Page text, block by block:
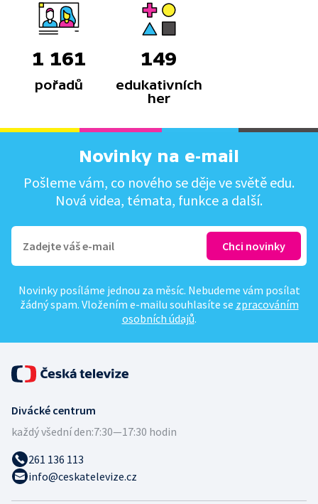
1 161
pořadů
149
edukativních
her
Novinky na e-mail
Pošleme vám, co nového se děje ve světě edu.
Nová videa, témata, funkce a další.
Novinky posíláme jednou za měsíc. Nebudeme vám posílat
žádný spam. Vložením e-mailu souhlasíte se zpracováním
osobních údajů.